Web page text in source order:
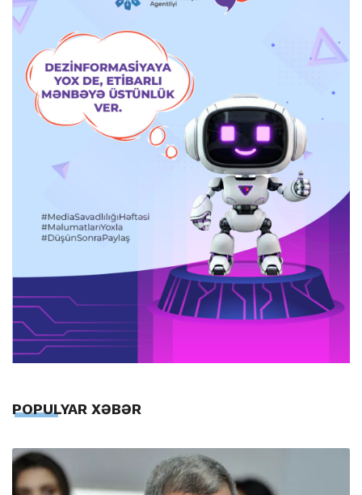
POPULYAR XƏBƏR